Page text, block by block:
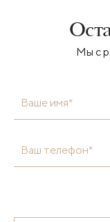
Мы с
Ваше имя*
Ваш телефон*